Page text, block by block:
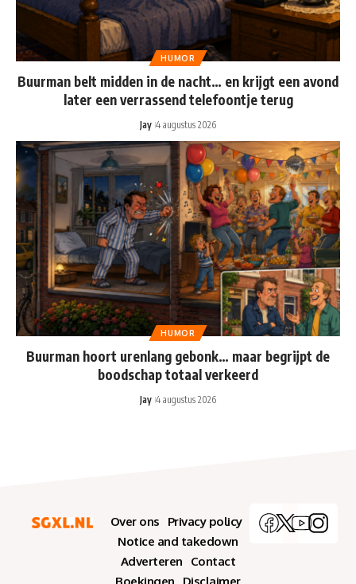
HUMOR
Buurman belt midden in de nacht… en krijgt een avond
later een verrassend telefoontje terug
Jay 4 augustus 2026
HUMOR
Buurman hoort urenlang gebonk… maar begrijpt de
boodschap totaal verkeerd
Jay 4 augustus 2026
Over ons
Privacy policy
Notice and takedown
Adverteren
Contact